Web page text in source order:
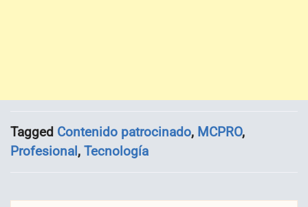
Tagged Contenido patrocinado, MCPRO,
Profesional, Tecnología